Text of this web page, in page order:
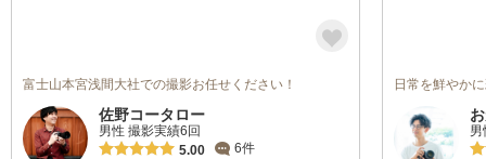
富士山本宮浅間大社での撮影お任せください！
佐野コータロー
男性 撮影実績6回
5.00
6件
日常を鮮やか